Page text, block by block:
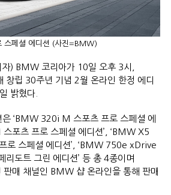
페셜 에디션 (사진=BMW)
) BMW 코리아가 10일 오후 3시,
창립 30주년 기념 2월 온라인 한정 에디
밝혔다.
‘BMW 320i M 스포츠 프로 스페셜 에
포츠 프로 스페셜 에디션’, ‘BMW X5
로 스페셜 에디션’, ‘BMW 750e xDrive
리도트 그린 에디션’ 등 총 4종이며
매 채널인 BMW 샵 온라인을 통해 판매